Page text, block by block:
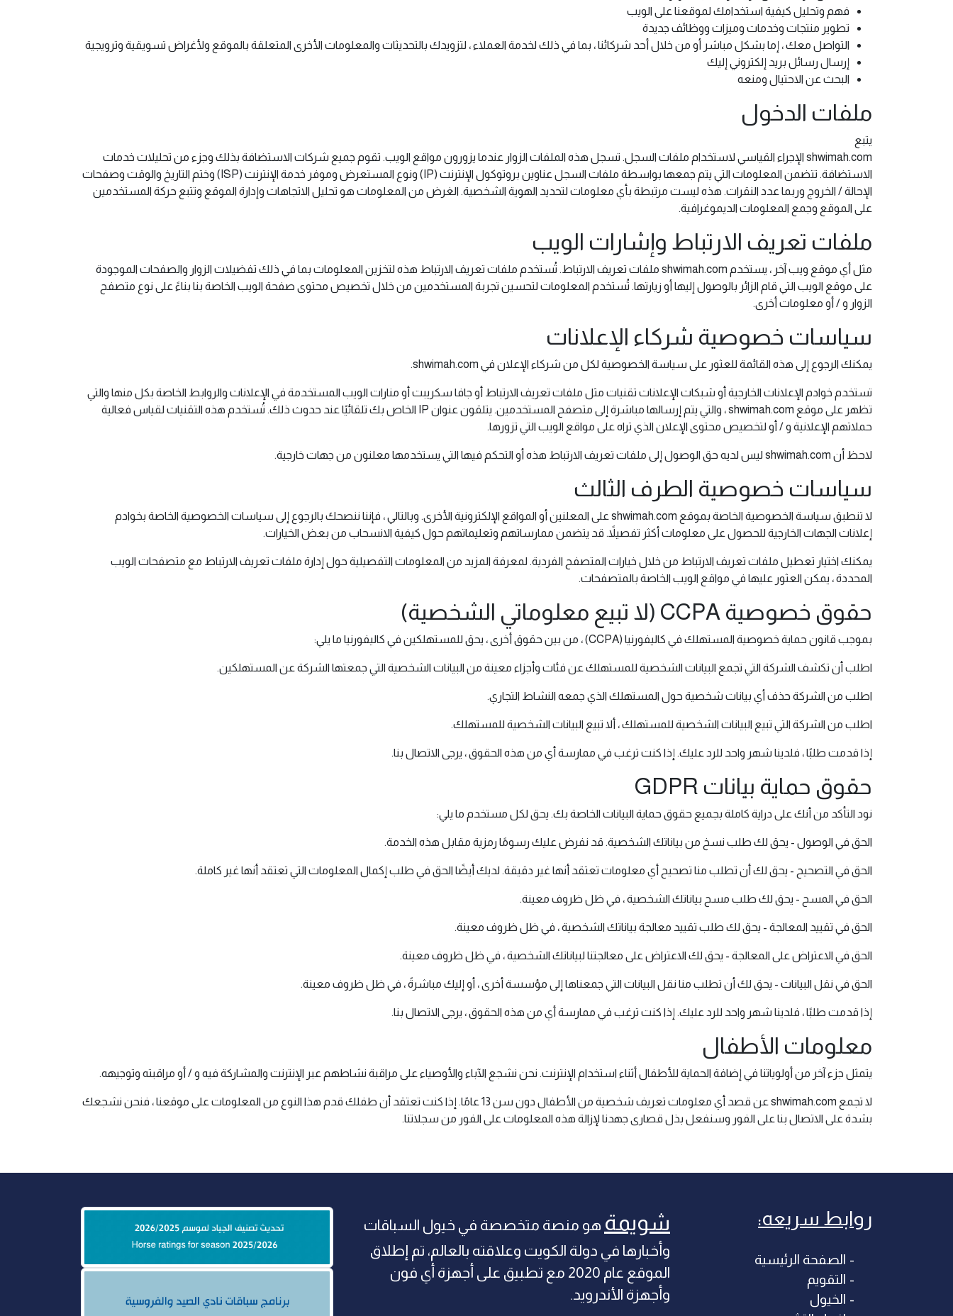
فهم وتحليل كيفية استخدامك لموقعنا على الويب
تطوير منتجات وخدمات وميزات ووظائف جديدة
التواصل معك ، إما بشكل مباشر أو من خلال أحد شركائنا ، بما في ذلك لخدمة العملاء ، لتزويدك بالتحديثات والمعلومات الأخرى المتعلقة بالموقع ولأغراض تسويقية وترويجية
إرسال رسائل بريد إلكتروني إليك
البحث عن الاحتيال ومنعه
ملفات الدخول
يتبع
shwimah.com الإجراء القياسي لاستخدام ملفات السجل. تسجل هذه الملفات الزوار عندما يزورون مواقع الويب. تقوم جميع شركات الاستضافة بذلك وجزء من تحليلات خدمات
الاستضافة. تتضمن المعلومات التي يتم جمعها بواسطة ملفات السجل عناوين بروتوكول الإنترنت (IP) ونوع المستعرض وموفر خدمة الإنترنت (ISP) وختم التاريخ والوقت وصفحات
الإحالة / الخروج وربما عدد النقرات. هذه ليست مرتبطة بأي معلومات لتحديد الهوية الشخصية. الغرض من المعلومات هو تحليل الاتجاهات وإدارة الموقع وتتبع حركة المستخدمين
على الموقع وجمع المعلومات الديموغرافية.
ملفات تعريف الارتباط وإشارات الويب
مثل أي موقع ويب آخر ، يستخدم shwimah.com ملفات تعريف الارتباط. تُستخدم ملفات تعريف الارتباط هذه لتخزين المعلومات بما في ذلك تفضيلات الزوار والصفحات الموجودة
على موقع الويب التي قام الزائر بالوصول إليها أو زيارتها. تُستخدم المعلومات لتحسين تجربة المستخدمين من خلال تخصيص محتوى صفحة الويب الخاصة بنا بناءً على نوع متصفح
الزوار و / أو معلومات أخرى.
سياسات خصوصية شركاء الإعلانات
يمكنك الرجوع إلى هذه القائمة للعثور على سياسة الخصوصية لكل من شركاء الإعلان في shwimah.com.
تستخدم خوادم الإعلانات الخارجية أو شبكات الإعلانات تقنيات مثل ملفات تعريف الارتباط أو جافا سكريبت أو منارات الويب المستخدمة في الإعلانات والروابط الخاصة بكل منها والتي
تظهر على موقع shwimah.com ، والتي يتم إرسالها مباشرة إلى متصفح المستخدمين. يتلقون عنوان IP الخاص بك تلقائيًا عند حدوث ذلك. تُستخدم هذه التقنيات لقياس فعالية
حملاتهم الإعلانية و / أو لتخصيص محتوى الإعلان الذي تراه على مواقع الويب التي تزورها.
لاحظ أن shwimah.com ليس لديه حق الوصول إلى ملفات تعريف الارتباط هذه أو التحكم فيها التي يستخدمها معلنون من جهات خارجية.
سياسات خصوصية الطرف الثالث
لا تنطبق سياسة الخصوصية الخاصة بموقع shwimah.com على المعلنين أو المواقع الإلكترونية الأخرى. وبالتالي ، فإننا ننصحك بالرجوع إلى سياسات الخصوصية الخاصة بخوادم
إعلانات الجهات الخارجية للحصول على معلومات أكثر تفصيلاً. قد يتضمن ممارساتهم وتعليماتهم حول كيفية الانسحاب من بعض الخيارات.
يمكنك اختيار تعطيل ملفات تعريف الارتباط من خلال خيارات المتصفح الفردية. لمعرفة المزيد من المعلومات التفصيلية حول إدارة ملفات تعريف الارتباط مع متصفحات الويب
المحددة ، يمكن العثور عليها في مواقع الويب الخاصة بالمتصفحات.
حقوق خصوصية CCPA (لا تبيع معلوماتي الشخصية)
بموجب قانون حماية خصوصية المستهلك في كاليفورنيا (CCPA) ، من بين حقوق أخرى ، يحق للمستهلكين في كاليفورنيا ما يلي:
اطلب أن تكشف الشركة التي تجمع البيانات الشخصية للمستهلك عن فئات وأجزاء معينة من البيانات الشخصية التي جمعتها الشركة عن المستهلكين.
اطلب من الشركة حذف أي بيانات شخصية حول المستهلك الذي جمعه النشاط التجاري.
اطلب من الشركة التي تبيع البيانات الشخصية للمستهلك ، ألا تبيع البيانات الشخصية للمستهلك.
إذا قدمت طلبًا ، فلدينا شهر واحد للرد عليك. إذا كنت ترغب في ممارسة أي من هذه الحقوق ، يرجى الاتصال بنا.
حقوق حماية بيانات GDPR
نود التأكد من أنك على دراية كاملة بجميع حقوق حماية البيانات الخاصة بك. يحق لكل مستخدم ما يلي:
الحق في الوصول - يحق لك طلب نسخ من بياناتك الشخصية. قد نفرض عليك رسومًا رمزية مقابل هذه الخدمة.
الحق في التصحيح - يحق لك أن تطلب منا تصحيح أي معلومات تعتقد أنها غير دقيقة. لديك أيضًا الحق في طلب إكمال المعلومات التي تعتقد أنها غير كاملة.
الحق في المسح - يحق لك طلب مسح بياناتك الشخصية ، في ظل ظروف معينة.
الحق في تقييد المعالجة - يحق لك طلب تقييد معالجة بياناتك الشخصية ، في ظل ظروف معينة.
الحق في الاعتراض على المعالجة - يحق لك الاعتراض على معالجتنا لبياناتك الشخصية ، في ظل ظروف معينة.
الحق في نقل البيانات - يحق لك أن تطلب منا نقل البيانات التي جمعناها إلى مؤسسة أخرى ، أو إليك مباشرةً ، في ظل ظروف معينة.
إذا قدمت طلبًا ، فلدينا شهر واحد للرد عليك. إذا كنت ترغب في ممارسة أي من هذه الحقوق ، يرجى الاتصال بنا.
معلومات الأطفال
يتمثل جزء آخر من أولوياتنا في إضافة الحماية للأطفال أثناء استخدام الإنترنت. نحن نشجع الآباء والأوصياء على مراقبة نشاطهم عبر الإنترنت والمشاركة فيه و / أو مراقبته وتوجيهه.
لا تجمع shwimah.com عن قصد أي معلومات تعريف شخصية من الأطفال دون سن 13 عامًا. إذا كنت تعتقد أن طفلك قدم هذا النوع من المعلومات على موقعنا ، فنحن نشجعك
بشدة على الاتصال بنا على الفور وسنفعل بذل قصارى جهدنا لإزالة هذه المعلومات على الفور من سجلاتنا.
روابط سريعه:
الصفحة الرئيسية
التقويم
الخيول
شويمة هو منصة متخصصة في خيول السباقات
وأخبارها في دولة الكويت وعلاقته بالعالم، تم إطلاق
الموقع عام 2020 مع تطبيق على أجهزة أي فون
وأجهزة الأندرويد.